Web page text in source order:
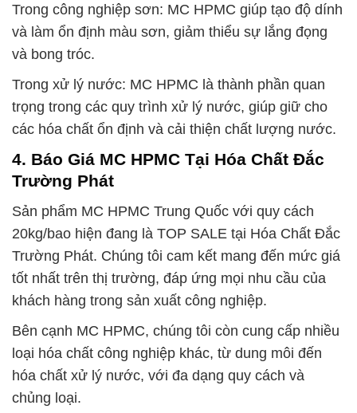
Trong công nghiệp sơn: MC HPMC giúp tạo độ dính
và làm ổn định màu sơn, giảm thiểu sự lắng đọng
và bong tróc.
Trong xử lý nước: MC HPMC là thành phần quan
trọng trong các quy trình xử lý nước, giúp giữ cho
các hóa chất ổn định và cải thiện chất lượng nước.
4. Báo Giá MC HPMC Tại Hóa Chất Đắc
Trường Phát
Sản phẩm MC HPMC Trung Quốc với quy cách
20kg/bao hiện đang là TOP SALE tại Hóa Chất Đắc
Trường Phát. Chúng tôi cam kết mang đến mức giá
tốt nhất trên thị trường, đáp ứng mọi nhu cầu của
khách hàng trong sản xuất công nghiệp.
Bên cạnh MC HPMC, chúng tôi còn cung cấp nhiều
loại hóa chất công nghiệp khác, từ dung môi đến
hóa chất xử lý nước, với đa dạng quy cách và
chủng loại.